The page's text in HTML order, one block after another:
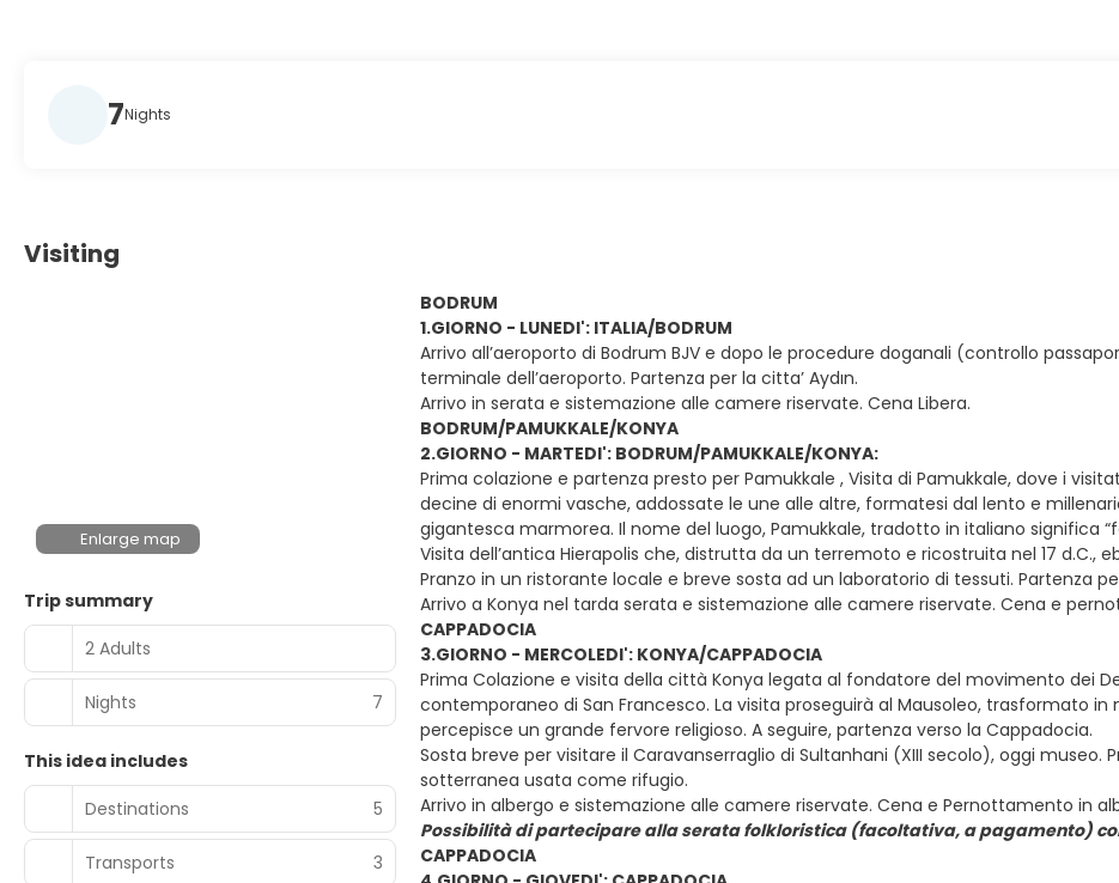
7Nights
Visiting
Enlarge map
Trip summary
2 Adults
Nights 7
This idea includes
Destinations
5
Transports 3
BODRUM
1.GIORNO - LUNEDI': ITALIA/BODRUM
Arrivo all’aeroporto di Bodrum BJV e dopo le procedure doganali (controllo
terminale dell’aeroporto. Partenza per la citta’ Aydın.
Arrivo in serata e sistemazione alle camere riservate. Cena Libera.
BODRUM/PAMUKKALE/KONYA
2.GIORNO - MARTEDI': BODRUM/PAMUKKALE/KONYA:
Prima colazione e partenza presto per Pamukkale , Visita di Pamukkale, dove i
decine di enormi vasche, addossate le une alle altre, formatesi dal lento e
gigantesca marmorea. Il nome del luogo, Pamukkale, tradotto in italiano significa
Visita dell’antica Hierapolis che, distrutta da un terremoto e ricostruita nel 17 d.C.,
Pranzo in un ristorante locale e breve sosta ad un laboratorio di tessuti. Partenza
Arrivo a Konya nel tarda serata e sistemazione alle camere riservate. Cena e
CAPPADOCIA
3.GIORNO - MERCOLEDI': KONYA/CAPPADOCIA
Prima Colazione e visita della città Konya legata al fondatore del movimento dei
contemporaneo di San Francesco. La visita proseguirà al Mausoleo, trasformato
percepisce un grande fervore religioso. A seguire, partenza verso la Cappadocia.
Sosta breve per visitare il Caravanserraglio di Sultanhani (XIII secolo), oggi museo.
sotterranea usata come rifugio.
Arrivo in albergo e sistemazione alle camere riservate. Cena e Pernottamento in
Possibilità di partecipare alla serata folkloristica (facoltativa, a pagamento)
CAPPADOCIA